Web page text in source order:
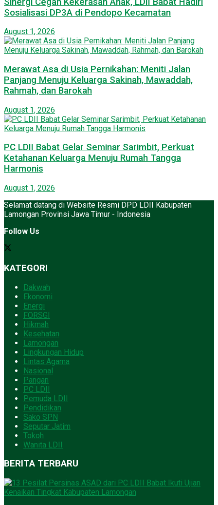
Sosialisasi DP3A di Pendopo Kecamatan
August 1, 2026
Merawat Asa di Usia Pernikahan: Meniti Jalan
Panjang Menuju Keluarga Sakinah, Mawaddah,
Rahmah, dan Barokah
August 1, 2026
PC LDII Babat Gelar Seminar Sarimbit, Perkuat
Ketahanan Keluarga Menuju Rumah Tangga
Harmonis
August 1, 2026
Selamat datang di Website Resmi DPD LDII Kabupaten
Lamongan Provinsi Jawa Timur - Indonesia
Follow Us
KATEGORI
Dakwah
Ekonomi
Energi
FORSGI
Hikmah
Kesehatan
Lamongan
Lingkungan Hidup
Lintas Agama
Nasional
Pangan
PC LDII
Pemuda LDII
Pendidikan
Sako SPN
Seputar Jatim
Tokoh
Wanita LDII
BERITA TERBARU